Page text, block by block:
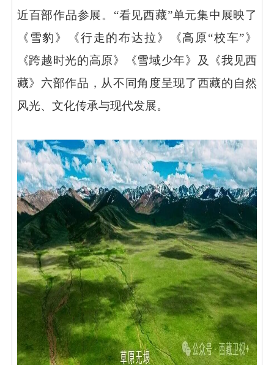
近百部作品参展。“看见西藏”单元集中展映了
《雪豹》《行走的布达拉》《高原“校车”》
《跨越时光的高原》《雪域少年》及《我见西
藏》六部作品，从不同角度呈现了西藏的自然
风光、文化传承与现代发展。